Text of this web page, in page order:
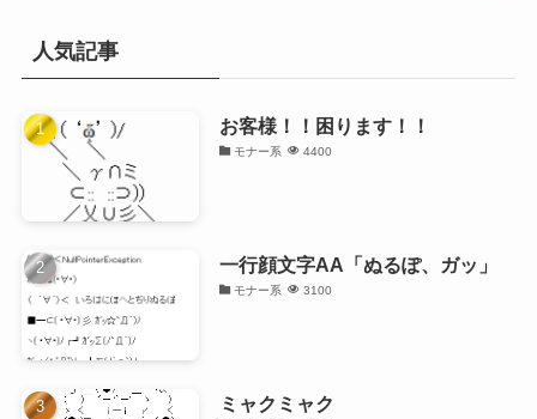
人気記事
お客様！！困ります！！
モナー系 4400
一行顔文字AA「ぬるぽ、ガッ」
モナー系 3100
ミャクミャク